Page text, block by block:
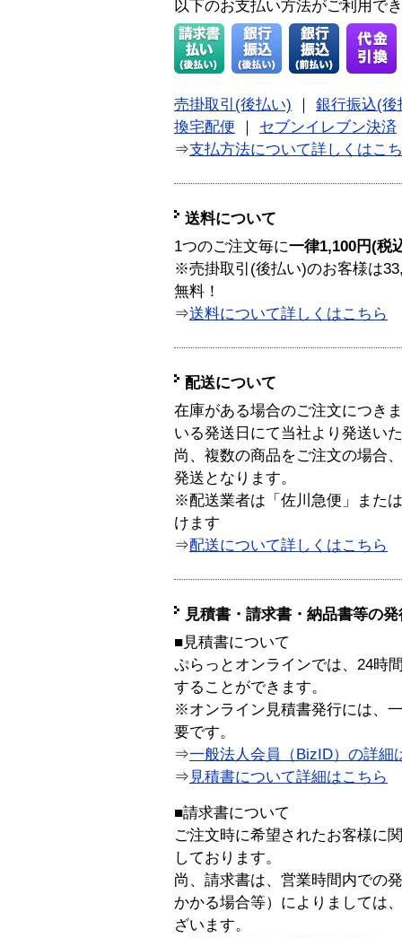
以下のお支払い方法がご利用で
売掛取引(後払い)
銀行振込(後
換宅配便
セブンイレブン決済
⇒支払方法について詳しくはこ
送料について
1つのご注文毎に一律1,100円(税
※売掛取引(後払い)のお客様は
無料！
⇒送料について詳しくはこちら
配送について
在庫がある場合のご注文につき
いる発送日にて当社より発送い
尚、複数の商品をご注文の場合
発送となります。
※配送業者は「佐川急便」また
けます
⇒配送について詳しくはこちら
見積書・請求書・納品書等の
■見積書について
ぷらっとオンラインでは、24時
することができます。
※オンライン見積書発行には、
要です。
⇒一般法人会員（BizID）の詳細
⇒ 見積書について詳細はこちら
■請求書について
ご注文時に希望されたお客様に
しております。
尚、請求書は、営業時間内での
かかる場合等）によりましては
ざいます。